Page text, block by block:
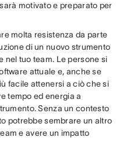
motivato e preparato per
molta resistenza da parte
di un nuovo strumento
nel tuo team. Le persone si
attuale e, anche se
facile attenersi a ciò che si
tempo ed energia a
Senza un contesto
potrebbe sembrare un altro
e avere un impatto